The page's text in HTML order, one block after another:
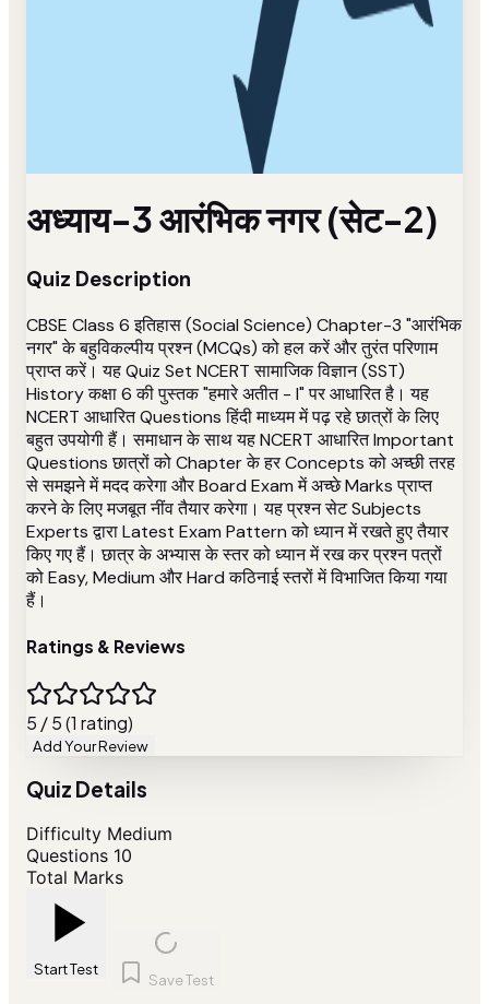
अध्याय-3 आरंभिक नगर (सेट-2)
Quiz Description
CBSE Class 6 इतिहास (Social Science) Chapter-3 "आरंभिक
नगर" के बहुविकल्पीय प्रश्न (MCQs) को हल करें और तुरंत परिणाम
प्राप्त करें। यह Quiz Set NCERT सामाजिक विज्ञान (SST)
History कक्षा 6 की पुस्तक "हमारे अतीत - I" पर आधारित है। यह
NCERT आधारित Questions हिंदी माध्यम में पढ़ रहे छात्रों के लिए
बहुत उपयोगी हैं। समाधान के साथ यह NCERT आधारित Important
Questions छात्रों को Chapter के हर Concepts को अच्छी तरह
से समझने में मदद करेगा और Board Exam में अच्छे Marks प्राप्त
करने के लिए मजबूत नींव तैयार करेगा। यह प्रश्न सेट Subjects
Experts द्वारा Latest Exam Pattern को ध्यान में रखते हुए तैयार
किए गए हैं। छात्र के अभ्यास के स्तर को ध्यान में रख कर प्रश्न पत्रों
को Easy, Medium और Hard कठिनाई स्तरों में विभाजित किया गया
हैं।
Ratings & Reviews
5 / 5 (1 rating)
Add Your Review
Quiz Details
Difficulty Medium
Questions 10
Total Marks
Start Test
Save Test